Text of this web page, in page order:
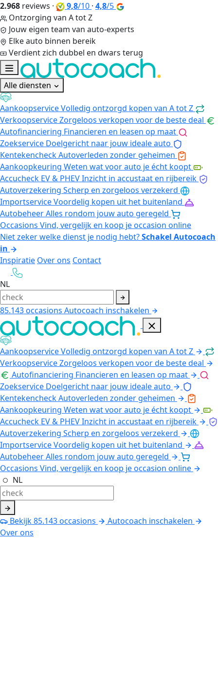
2.968 reviews · 9,8/10 · 4,8/5
Ontzorging van A tot Z
Jouw eigen team van auto-experts
Elke auto binnen bereik
Verdient zich dubbel en dwars terug
Alle diensten
AankoopserviceVolledig ontzorgd kopen van A tot Z
VerkoopserviceZorgeloos verkopen voor de beste deal
Autofinanciering Financieren en leasen op maat
Zoekservice Doelgericht naar jouw ideale auto
KentekencheckAutoverleden zonder geheimen
Aankoopkeuring Weten wat voor auto je écht koopt
Accucheck EV & PHEVInzicht in accustaat en rijbereik
Autoverzekering Scherp en zorgeloos verzekerd
ImportserviceVoordelig kopen uit het buitenland
AutobeheerAlles rondom jouw auto geregeld
Occasions Vind, vergelijk en koop je occasion online
Niet zeker welke dienst je nodig hebt?Schakel Autocoach
in
Inspiratie Over ons Contact
NL
85.143occasions Autocoach inschakelen
AankoopserviceVolledig ontzorgd kopen van A tot Z
VerkoopserviceZorgeloos verkopen voor de beste deal
Autofinanciering Financieren en leasen op maat
Zoekservice Doelgericht naar jouw ideale auto
KentekencheckAutoverleden zonder geheimen
Aankoopkeuring Weten wat voor auto je écht koopt
Accucheck EV & PHEVInzicht in accustaat en rijbereik
Autoverzekering Scherp en zorgeloos verzekerd
ImportserviceVoordelig kopen uit het buitenland
AutobeheerAlles rondom jouw auto geregeld
Occasions Vind, vergelijk en koop je occasion online
NL
Bekijk85.143occasions
Autocoach inschakelen
Over ons